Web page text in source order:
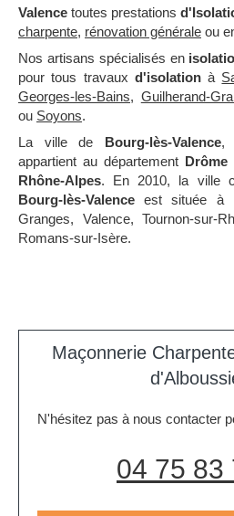
Valence toutes prestations
charpente, rénovation générale ou
Nos artisans spécialisés en
pour tous travaux d'isolationà
Georges-les-Bains, Guilherand-
ou Soyons.
La ville de Bourg-lès-Valence,
appartient au département Drôme
Rhône-Alpes. En 2010, la ville
Bourg-lès-Valence est située à
Granges, Valence, Tournon-sur-
Romans-sur-Isère.
Maçonnerie
N'hésitez pas à nous contacter
04 75 83